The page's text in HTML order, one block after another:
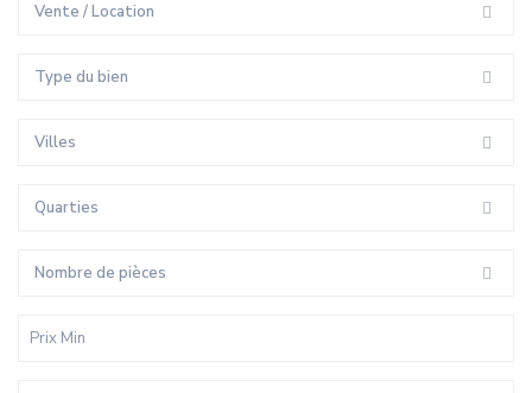
Vente / Location
Type du bien
Villes
Quarties
Nombre de pièces